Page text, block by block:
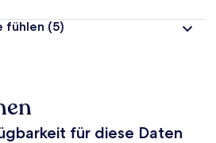
fühlen (5)
für diese Daten